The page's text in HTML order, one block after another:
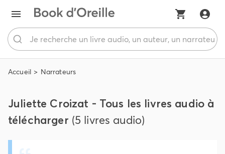
Accueil Narrateurs
Juliette Croizat - Tous les livres audio à
télécharger (5 livres audio)